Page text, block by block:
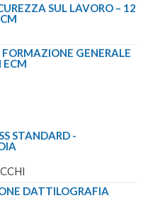
SUL LAVORO – 12
GENERALE
ECM
STANDARD -
DATTILOGRAFIA